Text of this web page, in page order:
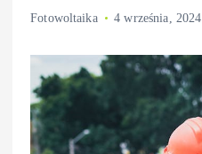
Fotowoltaika 4 września, 2024